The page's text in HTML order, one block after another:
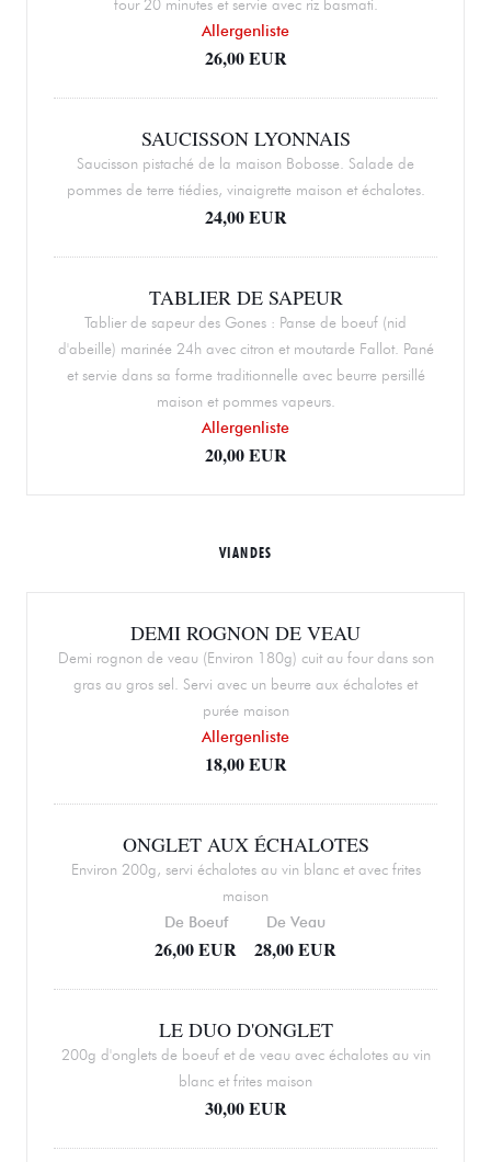
four 20 minutes et servie avec riz basmati.
Allergenliste
26,00 EUR
SAUCISSON LYONNAIS
Saucisson pistaché de la maison Bobosse. Salade de
pommes de terre tiédies, vinaigrette maison et échalotes.
24,00 EUR
TABLIER DE SAPEUR
Tablier de sapeur des Gones : Panse de boeuf (nid
d'abeille) marinée 24h avec citron et moutarde Fallot. Pané
et servie dans sa forme traditionnelle avec beurre persillé
maison et pommes vapeurs.
Allergenliste
20,00 EUR
VIANDES
DEMI ROGNON DE VEAU
Demi rognon de veau (Environ 180g) cuit au four dans son
gras au gros sel. Servi avec un beurre aux échalotes et
purée maison
Allergenliste
18,00 EUR
ONGLET AUX ÉCHALOTES
Environ 200g, servi échalotes au vin blanc et avec frites
maison
26,00 EUR
De Boeuf
28,00 EUR
De Veau
LE DUO D'ONGLET
200g d'onglets de boeuf et de veau avec échalotes au vin
blanc et frites maison
30,00 EUR